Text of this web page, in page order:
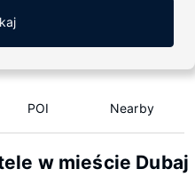
POI Nearby
w mieście Dubaj